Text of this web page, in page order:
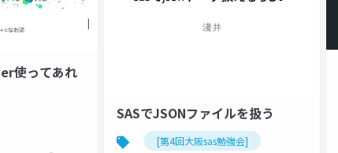
使ってあれ
SASでJSONファイルを扱う
[第4回大阪sas勉強会]